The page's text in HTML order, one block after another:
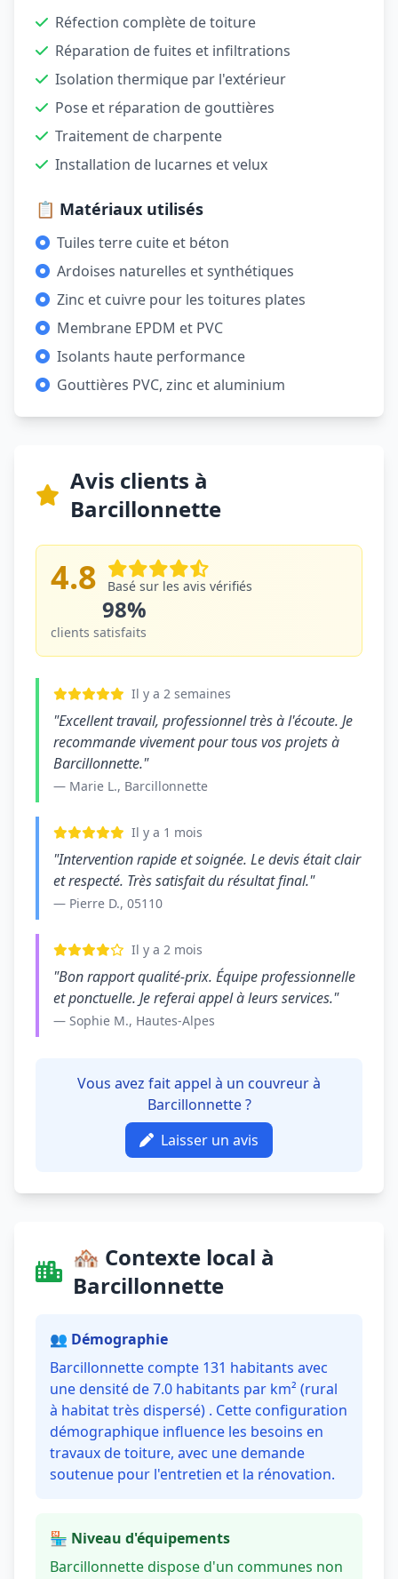
Réfection complète de toiture
Réparation de fuites et infiltrations
Isolation thermique par l'extérieur
Pose et réparation de gouttières
Traitement de charpente
Installation de lucarnes et velux
📋 Matériaux utilisés
Tuiles terre cuite et béton
Ardoises naturelles et synthétiques
Zinc et cuivre pour les toitures plates
Membrane EPDM et PVC
Isolants haute performance
Gouttières PVC, zinc et aluminium
Avis clients à
Barcillonnette
4.8 Basé sur les avis vérifiés
98%
clients satisfaits
Il y a 2 semaines
"Excellent travail, professionnel très à l'écoute. Je
recommande vivement pour tous vos projets à
Barcillonnette."
— Marie L., Barcillonnette
Il y a 1 mois
"Intervention rapide et soignée. Le devis était clair
et respecté. Très satisfait du résultat final."
— Pierre D., 05110
Il y a 2 mois
"Bon rapport qualité-prix. Équipe professionnelle
et ponctuelle. Je referai appel à leurs services."
— Sophie M., Hautes-Alpes
Vous avez fait appel à un couvreur à
Barcillonnette ?
Laisser un avis
🏘️ Contexte local à
Barcillonnette
👥 Démographie
Barcillonnette compte 131 habitants avec
une densité de 7.0 habitants par km² (rural
à habitat très dispersé) . Cette configuration
démographique influence les besoins en
travaux de toiture, avec une demande
soutenue pour l'entretien et la rénovation.
🏪 Niveau d'équipements
Barcillonnette dispose d'un communes non